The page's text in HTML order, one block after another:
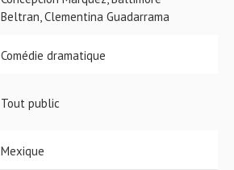
Beltran, Clementina Guadarrama
Comédie dramatique
Tout public
Mexique